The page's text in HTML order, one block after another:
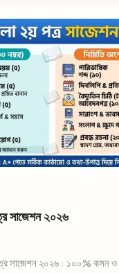
সাজেশন ২০২৬
সাজেশন ২০২৬ : ১০০% কমন ও